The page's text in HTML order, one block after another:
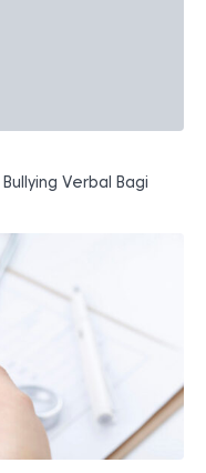
Verbal Bagi